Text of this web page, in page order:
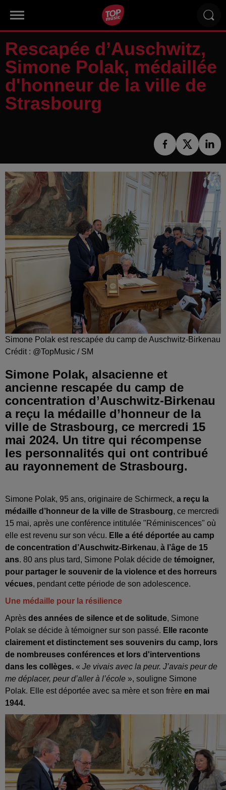
Rescapée d’Auschwitz,
Simone Polak, médaillée
d'honneur de la ville de
Strasbourg
Simone Polak est rescapée du camp de Auschwitz-Birkenau
Crédit : @TopMusic / SM
Simone Polak, alsacienne et
ancienne rescapée du camp de
concentration d’Auschwitz-Birkenau
a reçu la médaille d’honneur de la
ville de Strasbourg, ce mercredi 15
mai 2024. Un titre qui récompense
les personnalités qui ont contribué
au rayonnement de Strasbourg.
Simone Polak, 95 ans, originaire de Schirmeck, a reçu la
médaille d’honneur de la ville de Strasbourg, ce mercredi
15 mai, après une conférence intitulée "Réminiscences" où
elle est revenu sur son vécu. Elle a été déportée au camp
de concentration d’Auschwitz-Birkenau, à l’âge de 15
ans. 80 ans plus tard, Simone Polak décide de témoigner,
pour partager le souvenir de la violence et des horreurs
vécues, pendant cette période de son adolescence.
Une médaille pour la résilience
Après des années de silence et de solitude, Simone
Polak se décide à témoigner sur son passé. Elle raconte
clairement et distinctement ses souvenirs du camp, lors
de nombreuses conférences et lors d'interventions
dans les collèges. « Je vivais avec la peur. J’avais peur de
me déplacer, peur d’aller à l’école », souligne Simone
Polak. Elle est déportée avec sa mère et son frère en mai
1944.